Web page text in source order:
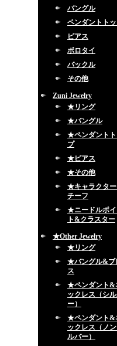
バングル
ペンダントト
ピアス
ボロタイ
バックル
その他
Zuni Jewelry
★リング
★バングル
★ペンダントト
プ
★ピアス
★その他
★キャラクタ
チーフ
★ニードルポ
ト&クラスター
★Other Jewelry
★リング
★バングル&ブ
ス
★ペンダント&
ックレス（シ
ー）
★ペンダント&
ックレス（ノ
ルバー）